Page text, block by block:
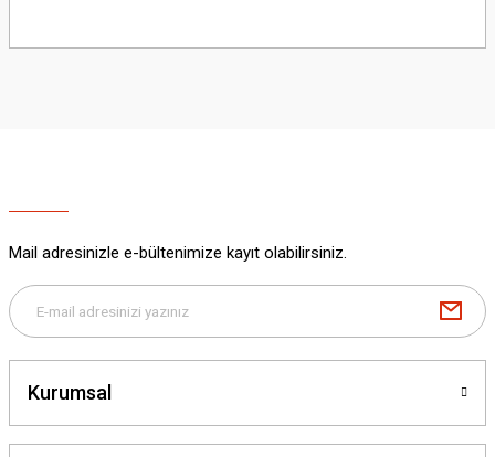
yetersiz gördüğünüz noktaları öneri formunu kullanarak tarafımıza
Bu ürüne benzer farklı alternatifler olmalı.
Mail adresinizle e-bültenimize kayıt olabilirsiniz.
Kurumsal